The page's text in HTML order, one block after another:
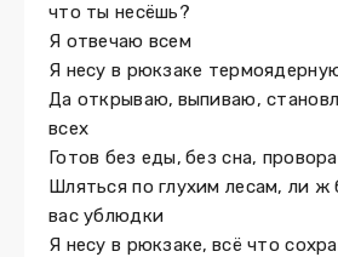
что ты несёшь?
Я отвечаю всем
Я несу в рюкзаке
Да открываю, выпиваю,
всех
Готов без еды, без сна,
Шляться по глухим лесам, ли ж
вас ублюдки
Я несу в рюкзаке, всё что